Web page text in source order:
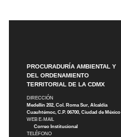
PROCURADURÍA AMBIENTAL Y
DEL ORDENAMIENTO
TERRITORIAL DE LA CDMX
DIRECCIÓN
Medellín 202, Col. Roma Sur, Alcaldía
Cuauhtémoc, C.P. 06700, Ciudad de México
WEB E-MAIL
Correo Institucional
TELÉFONO